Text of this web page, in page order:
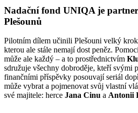
Nadační fond UNIQA je
Plešounů
Pilotním dílem učinili Plešouni velký krok
kterou ale stále nemají dost peněz.
může ale každý – a to prostřednictvím
sdružuje všechny dobroděje, kteří svými
finančními příspěvky posouvají seriál
může vybrat a pojmenovat svůj vlastní
své majitele: herce Jana Cinu a Antonii